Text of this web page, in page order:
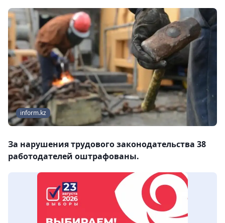
inform.kz
За нарушения трудового законодательства 38
работодателей оштрафованы.